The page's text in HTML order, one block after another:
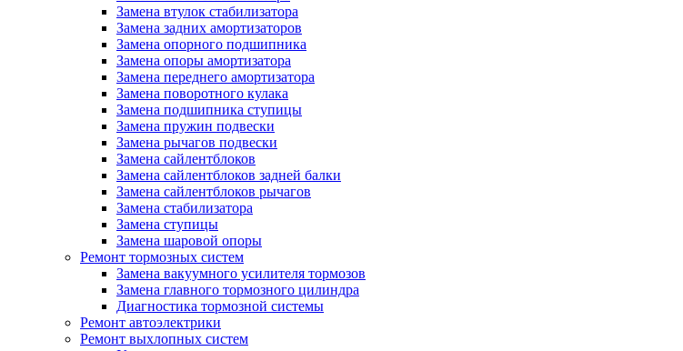
Замена втулок стабилизатора
Замена задних амортизаторов
Замена опорного подшипника
Замена опоры амортизатора
Замена переднего амортизатора
Замена поворотного кулака
Замена подшипника ступицы
Замена пружин подвески
Замена рычагов подвески
Замена сайлентблоков
Замена сайлентблоков задней балки
Замена сайлентблоков рычагов
Замена стабилизатора
Замена ступицы
Замена шаровой опоры
Ремонт тормозных систем
Замена вакуумного усилителя тормозов
Замена главного тормозного цилиндра
Диагностика тормозной системы
Ремонт автоэлектрики
Ремонт выхлопных систем